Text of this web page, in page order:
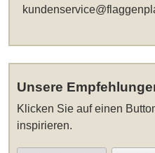
Unsere
Klicken Sie auf einen
inspirieren.